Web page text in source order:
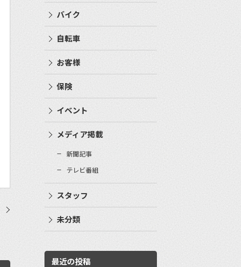
バイク
自転車
お客様
保険
イベント
メディア掲載
新聞記事
テレビ番組
スタッフ
未分類
最近の投稿